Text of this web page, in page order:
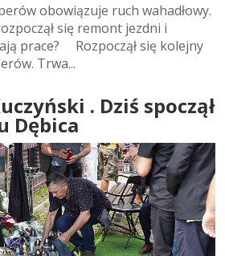
obowiązuje ruch wahadłowy.
się remont jezdni i
prace? Rozpoczął się kolejny
Trwa...
. Dziś spoczął
Dębica